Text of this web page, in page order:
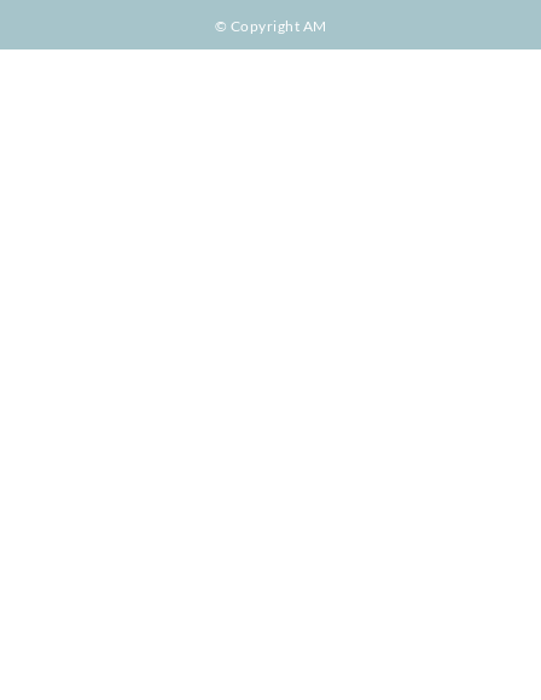
© Copyright AM